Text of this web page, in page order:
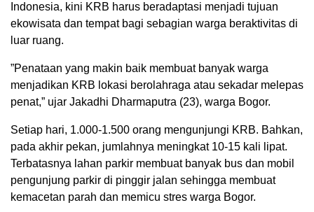
Indonesia, kini KRB harus beradaptasi menjadi tujuan
ekowisata dan tempat bagi sebagian warga beraktivitas di
luar ruang.
”Penataan yang makin baik membuat banyak warga
menjadikan KRB lokasi berolahraga atau sekadar melepas
penat,” ujar Jakadhi Dharmaputra (23), warga Bogor.
Setiap hari, 1.000-1.500 orang mengunjungi KRB. Bahkan,
pada akhir pekan, jumlahnya meningkat 10-15 kali lipat.
Terbatasnya lahan parkir membuat banyak bus dan mobil
pengunjung parkir di pinggir jalan sehingga membuat
kemacetan parah dan memicu stres warga Bogor.